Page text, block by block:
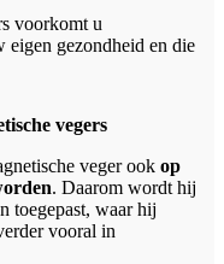
voorkomt u
gezondheid en die
vegers
veger ook op
. Daarom wordt hij
toegepast, waar hij
vooral in